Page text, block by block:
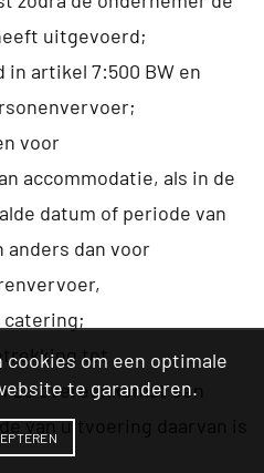
uitgevoerd;
in artikel 7:500 BW en
voor
accommodatie, als in de
datum of periode van
dan voor
tot
de overeenkomst een
van uitvoering daarvan is
cookies om een optimale
te garanderen.